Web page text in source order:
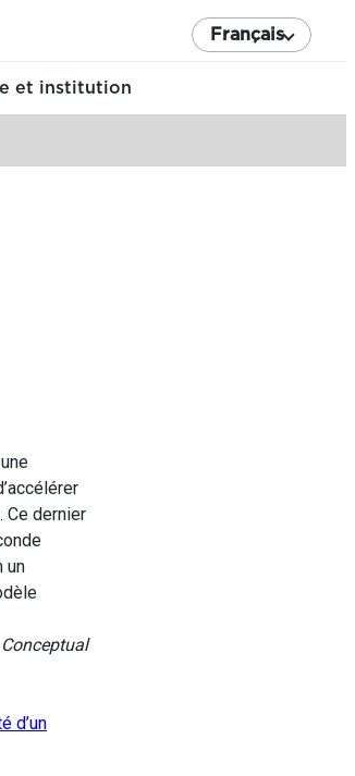
Français
et institution
Ce dernier
un
Conceptual
d’un